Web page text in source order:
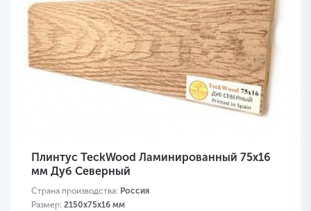
Плинтус TeckWood Ламинированный 75х16
мм Дуб Северный
Страна производства: Россия
Размер: 2150х75х16 мм